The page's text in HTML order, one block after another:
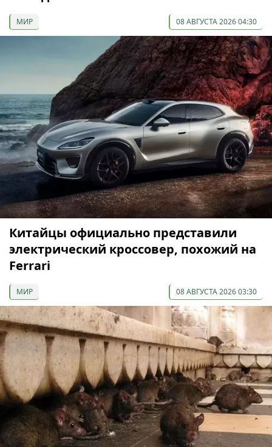
МИР 08 АВГУСТА 2026 04:30
Китайцы официально представили
электрический кроссовер, похожий на
Ferrari
МИР 08 АВГУСТА 2026 03:30